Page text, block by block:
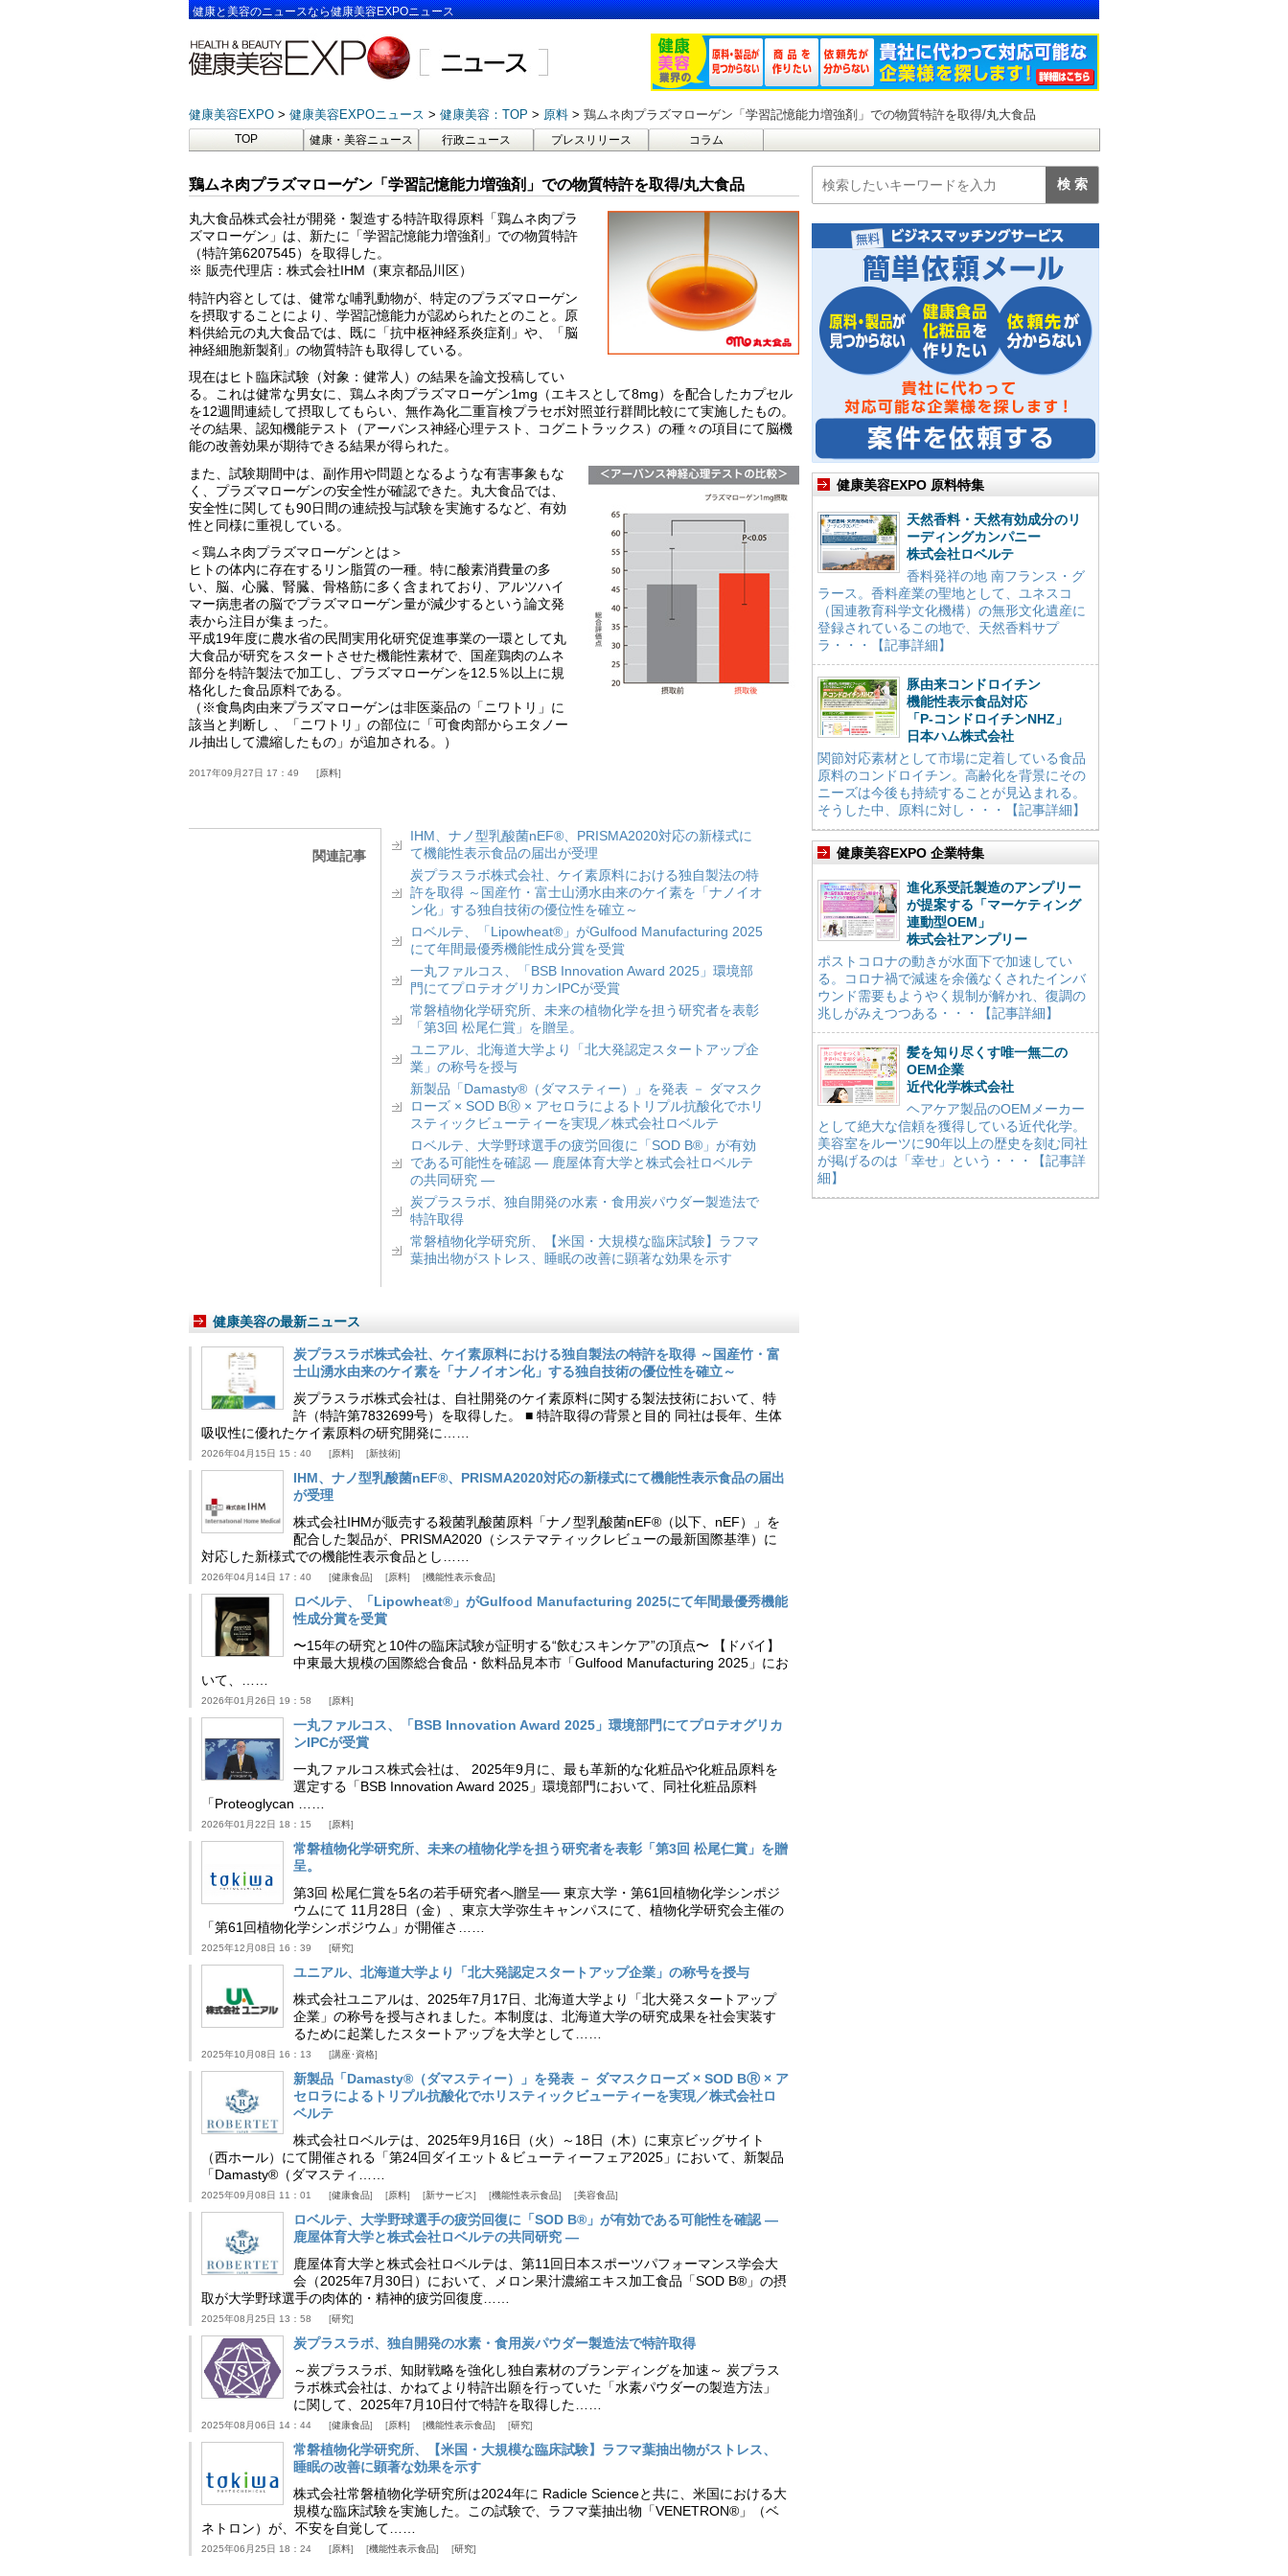
健康と美容のニュースなら健康美容EXPOニュース
健康美容EXPO 健康美容EXPOニュース 健康美容：TOP 原料 鶏ムネ肉プラズマローゲン「学習記憶能力増強剤」での物質特許を取得/丸大食品
TOP 健康・美容ニュース 行政ニュース プレスリリース コラム
鶏ムネ肉プラズマローゲン「学習記憶能力増強剤」での物質特許を取得/丸大食品
丸大食品株式会社が開発・製造する特許取得原料「鶏ムネ肉プラ
ズマローゲン」は、新たに「学習記憶能力増強剤」での物質特許
（特許第6207545）を取得した。
※ 販売代理店：株式会社IHM（東京都品川区）
特許内容としては、健常な哺乳動物が、特定のプラズマローゲン
を摂取することにより、学習記憶能力が認められたとのこと。原
料供給元の丸大食品では、既に「抗中枢神経系炎症剤」や、「脳
神経細胞新製剤」の物質特許も取得している。
現在はヒト臨床試験（対象：健常人）の結果を論文投稿してい
る。これは健常な男女に、鶏ムネ肉プラズマローゲン1mg（エキスとして8mg）を配合したカプセル
を12週間連続して摂取してもらい、無作為化二重盲検プラセボ対照並行群間比較にて実施したもの。
その結果、認知機能テスト（アーバンス神経心理テスト、コグニトラックス）の種々の項目にて脳機
能の改善効果が期待できる結果が得られた。
また、試験期間中は、副作用や問題となるような有害事象もな
く、プラズマローゲンの安全性が確認できた。丸大食品では、
安全性に関しても90日間の連続投与試験を実施するなど、有効
性と同様に重視している。
＜鶏ムネ肉プラズマローゲンとは＞
ヒトの体内に存在するリン脂質の一種。特に酸素消費量の多
い、脳、心臓、腎臓、骨格筋に多く含まれており、アルツハイ
マー病患者の脳でプラズマローゲン量が減少するという論文発
表から注目が集まった。
平成19年度に農水省の民間実用化研究促進事業の一環として丸
大食品が研究をスタートさせた機能性素材で、国産鶏肉のムネ
部分を特許製法で加工し、プラズマローゲンを12.5％以上に規
格化した食品原料である。
（※食鳥肉由来プラズマローゲンは非医薬品の「ニワトリ」に
該当と判断し 、「ニワトリ」の部位に「可食肉部からエタノー
ル抽出して濃縮したもの」が追加される。）
2017年09月27日 17：49 原料
関連記事
IHM、ナノ型乳酸菌nEF®、PRISMA2020対応の新様式に
て機能性表示食品の届出が受理
炭プラスラボ株式会社、ケイ素原料における独自製法の特
許を取得 ～国産竹・富士山湧水由来のケイ素を「ナノイオ
ン化」する独自技術の優位性を確立～
ロベルテ、「Lipowheat®」がGulfood Manufacturing 2025
にて年間最優秀機能性成分賞を受賞
一丸ファルコス、「BSB Innovation Award 2025」環境部
門にてプロテオグリカンIPCが受賞
常磐植物化学研究所、未来の植物化学を担う研究者を表彰
「第3回 松尾仁賞」を贈呈。
ユニアル、北海道大学より「北大発認定スタートアップ企
業」の称号を授与
新製品「Damasty®（ダマスティー）」を発表 － ダマスク
ローズ × SOD BⓇ × アセロラによるトリプル抗酸化でホリ
スティックビューティーを実現／株式会社ロベルテ
ロベルテ、大学野球選手の疲労回復に「SOD B®」が有効
である可能性を確認 ― 鹿屋体育大学と株式会社ロベルテ
の共同研究 ―
炭プラスラボ、独自開発の水素・食用炭パウダー製造法で
特許取得
常磐植物化学研究所、【米国・大規模な臨床試験】ラフマ
葉抽出物がストレス、睡眠の改善に顕著な効果を示す
健康美容の最新ニュース
炭プラスラボ株式会社、ケイ素原料における独自製法の特許を取得 ～国産竹・富
士山湧水由来のケイ素を「ナノイオン化」する独自技術の優位性を確立～
炭プラスラボ株式会社は、自社開発のケイ素原料に関する製法技術において、特
許（特許第7832699号）を取得した。 ■ 特許取得の背景と目的 同社は長年、生体
吸収性に優れたケイ素原料の研究開発に……
2026年04月15日 15：40 原料 新技術
IHM、ナノ型乳酸菌nEF®、PRISMA2020対応の新様式にて機能性表示食品の届出
が受理
株式会社IHMが販売する殺菌乳酸菌原料「ナノ型乳酸菌nEF®（以下、nEF）」を
配合した製品が、PRISMA2020（システマティックレビューの最新国際基準）に
対応した新様式での機能性表示食品とし……
2026年04月14日 17：40 健康食品 原料 機能性表示食品
ロベルテ、「Lipowheat®」がGulfood Manufacturing 2025にて年間最優秀機能
性成分賞を受賞
〜15年の研究と10件の臨床試験が証明する“飲むスキンケア”の頂点〜 【ドバイ】
中東最大規模の国際総合食品・飲料品見本市「Gulfood Manufacturing 2025」にお
いて、……
2026年01月26日 19：58 原料
一丸ファルコス、「BSB Innovation Award 2025」環境部門にてプロテオグリカ
ンIPCが受賞
一丸ファルコス株式会社は、 2025年9月に、最も革新的な化粧品や化粧品原料を
選定する「BSB Innovation Award 2025」環境部門において、同社化粧品原料
「Proteoglycan ……
2026年01月22日 18：15 原料
常磐植物化学研究所、未来の植物化学を担う研究者を表彰「第3回 松尾仁賞」を贈
呈。
第3回 松尾仁賞を5名の若手研究者へ贈呈── 東京大学・第61回植物化学シンポジ
ウムにて 11月28日（金）、東京大学弥生キャンパスにて、植物化学研究会主催の
「第61回植物化学シンポジウム」が開催さ……
2025年12月08日 16：39 研究
ユニアル、北海道大学より「北大発認定スタートアップ企業」の称号を授与
株式会社ユニアルは、2025年7月17日、北海道大学より「北大発スタートアップ
企業」の称号を授与されました。本制度は、北海道大学の研究成果を社会実装す
るために起業したスタートアップを大学として……
2025年10月08日 16：13 講座･資格
新製品「Damasty®（ダマスティー）」を発表 － ダマスクローズ × SOD BⓇ × ア
セロラによるトリプル抗酸化でホリスティックビューティーを実現／株式会社ロ
ベルテ
株式会社ロベルテは、2025年9月16日（火）～18日（木）に東京ビッグサイト
（西ホール）にて開催される「第24回ダイエット＆ビューティーフェア2025」において、新製品
「Damasty®（ダマスティ……
2025年09月08日 11：01 健康食品 原料 新サービス 機能性表示食品 美容食品
ロベルテ、大学野球選手の疲労回復に「SOD B®」が有効である可能性を確認 ―
鹿屋体育大学と株式会社ロベルテの共同研究 ―
鹿屋体育大学と株式会社ロベルテは、第11回日本スポーツパフォーマンス学会大
会（2025年7月30日）において、メロン果汁濃縮エキス加工食品「SOD B®」の摂
取が大学野球選手の肉体的・精神的疲労回復度……
2025年08月25日 13：58 研究
炭プラスラボ、独自開発の水素・食用炭パウダー製造法で特許取得
～炭プラスラボ、知財戦略を強化し独自素材のブランディングを加速～ 炭プラス
ラボ株式会社は、かねてより特許出願を行っていた「水素パウダーの製造方法」
に関して、2025年7月10日付で特許を取得した……
2025年08月06日 14：44 健康食品 原料 機能性表示食品 研究
常磐植物化学研究所、【米国・大規模な臨床試験】ラフマ葉抽出物がストレス、
睡眠の改善に顕著な効果を示す
株式会社常磐植物化学研究所は2024年に Radicle Scienceと共に、米国における大
規模な臨床試験を実施した。この試験で、ラフマ葉抽出物「VENETRON®」（ベ
ネトロン）が、不安を自覚して……
2025年06月25日 18：24 原料 機能性表示食品 研究
健康美容EXPO 原料特集
天然香料・天然有効成分のリ
ーディングカンパニー
株式会社ロベルテ
香料発祥の地 南フランス・グ
ラース。香料産業の聖地として、ユネスコ
（国連教育科学文化機構）の無形文化遺産に
登録されているこの地で、天然香料サプ
ラ・・・【記事詳細】
豚由来コンドロイチン
機能性表示食品対応
「P-コンドロイチンNHZ」
日本ハム株式会社
関節対応素材として市場に定着している食品
原料のコンドロイチン。高齢化を背景にその
ニーズは今後も持続することが見込まれる。
そうした中、原料に対し・・・【記事詳細】
健康美容EXPO 企業特集
進化系受託製造のアンプリー
が提案する「マーケティング
連動型OEM」
株式会社アンプリー
ポストコロナの動きが水面下で加速してい
る。コロナ禍で減速を余儀なくされたインバ
ウンド需要もようやく規制が解かれ、復調の
兆しがみえつつある・・・【記事詳細】
髪を知り尽くす唯一無二の
OEM企業
近代化学株式会社
ヘアケア製品のOEMメーカー
として絶大な信頼を獲得している近代化学。
美容室をルーツに90年以上の歴史を刻む同社
が掲げるのは「幸せ」という・・・【記事詳
細】